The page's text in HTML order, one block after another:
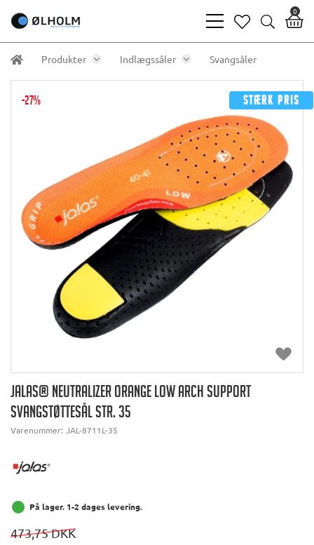
bars
light
heart
search
0
Produkter Indlægssåler Svangsåler
-27% Stærk pris
JALAS® NEUTRALIZER ORANGE LOW ARCH SUPPORT
SVANGSTØTTESÅL STR. 35
Varenummer: JAL-8711L-35
På lager. 1-2 dages levering.
473,75 DKK